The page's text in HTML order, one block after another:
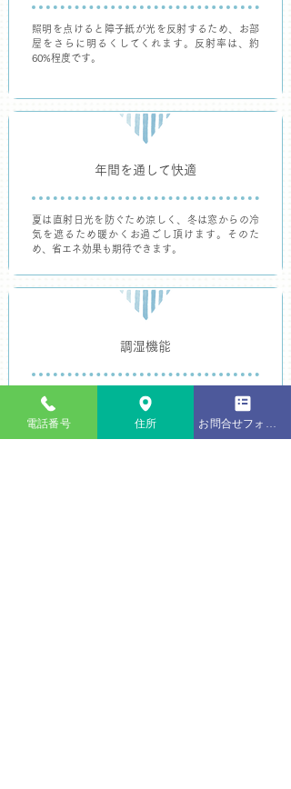
照明を点けると障子紙が光を反射するため、お部
屋をさらに明るくしてくれます。反射率は、約
60%程度です。
年間を通して快適
夏は直射日光を防ぐため涼しく、冬は窓からの冷
気を遮るため暖かくお過ごし頂けます。そのた
め、省エネ効果も期待できます。
​調湿機能
障子紙には、多孔性という特質があるため、自然
に換気と浄化を行なっています。さらに吸湿性も
あるため、日本の気候にピッタリです。
電話番号 住所